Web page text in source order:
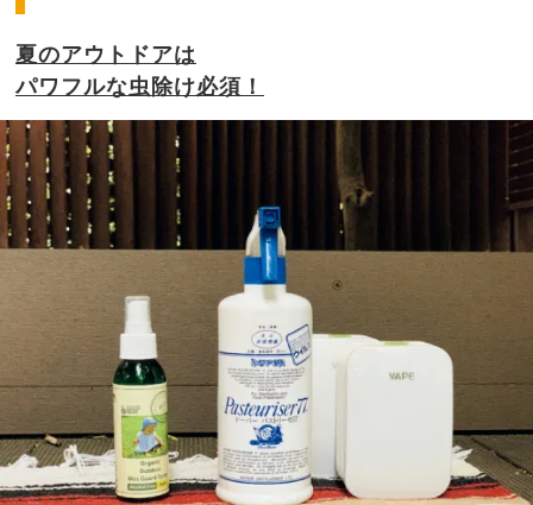
夏のアウトドアは
パワフルな虫除け必須！